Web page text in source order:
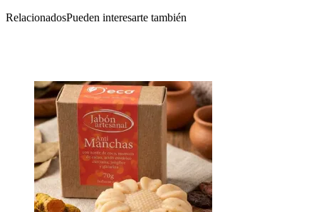
RelacionadosPueden interesarte también